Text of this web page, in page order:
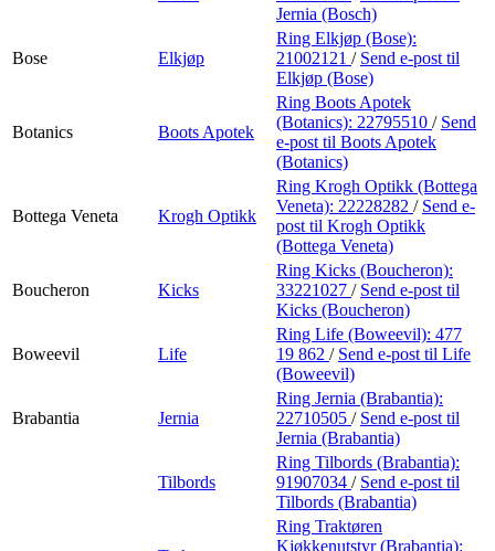
Jernia (Bosch)
Bose Elkjøp
Ring Elkjøp (Bose):
21002121 / Send e-post til
Elkjøp (Bose)
Botanics Boots Apotek
Ring Boots Apotek
(Botanics): 22795510 / Send
e-post til Boots Apotek
(Botanics)
Bottega Veneta Krogh Optikk
Ring Krogh Optikk (Bottega
Veneta): 22228282 / Send e-
post til Krogh Optikk
(Bottega Veneta)
Boucheron Kicks
Ring Kicks (Boucheron):
33221027 / Send e-post til
Kicks (Boucheron)
Boweevil Life
Ring Life (Boweevil): 477
19 862 / Send e-post til Life
(Boweevil)
Brabantia Jernia
Ring Jernia (Brabantia):
22710505 / Send e-post til
Jernia (Brabantia)
Tilbords
Ring Tilbords (Brabantia):
91907034 / Send e-post til
Tilbords (Brabantia)
Ring Traktøren
Kjøkkenutstyr (Brabantia):